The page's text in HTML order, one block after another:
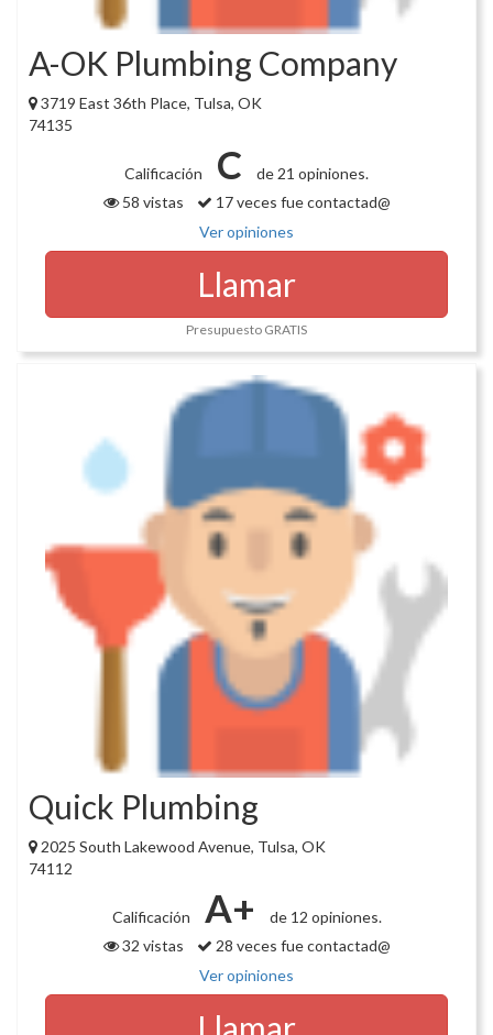
A-OK Plumbing Company
3719 East 36th Place, Tulsa, OK
74135
Calificación C
de 21 opiniones.
58 vistas
17 veces fue contactad@
Ver opiniones
Llamar
Presupuesto GRATIS
Quick Plumbing
2025 South Lakewood Avenue, Tulsa, OK
74112
Calificación A+
de 12 opiniones.
32 vistas
28 veces fue contactad@
Ver opiniones
Llamar